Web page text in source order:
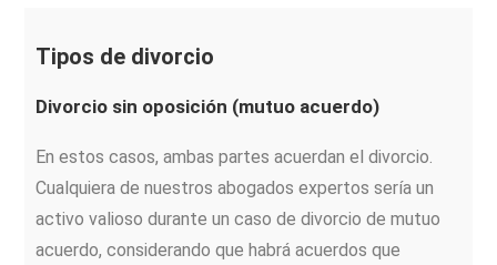
Tipos de divorcio
Divorcio sin oposición (mutuo acuerdo)
En estos casos, ambas partes acuerdan el divorcio.
Cualquiera de nuestros abogados expertos sería un
activo valioso durante un caso de divorcio de mutuo
acuerdo, considerando que habrá acuerdos que